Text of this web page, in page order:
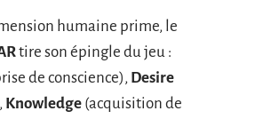
humaine prime, le
tire son épingle du jeu :
de conscience), Desire
Knowledge (acquisition de